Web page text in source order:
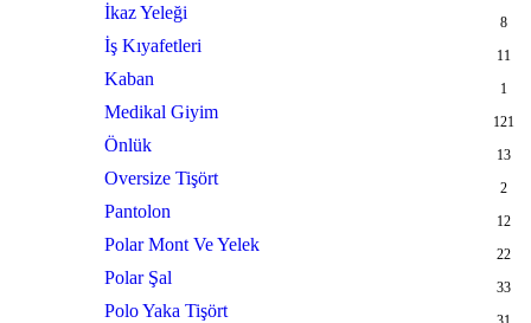
İkaz Yeleği 8
İş Kıyafetleri 11
Kaban 1
Medikal Giyim 121
Önlük 13
Oversize Tişört 2
Pantolon 12
Polar Mont Ve Yelek 22
Polar Şal 33
Polo Yaka Tişört